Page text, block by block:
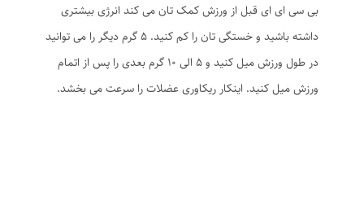
بی سی ای ای قبل از ورزش کمک تان می کند انرژی بیشتری
داشته باشید و خستگی تان را کم کنید. 5 گرم دیگر را می توانید
در طول ورزش میل کنید و 5 الی 10 گرم بعدی را پس از اتمام
ورزش میل کنید. اینکار ریکاوری عضلات را سرعت می بخشد.